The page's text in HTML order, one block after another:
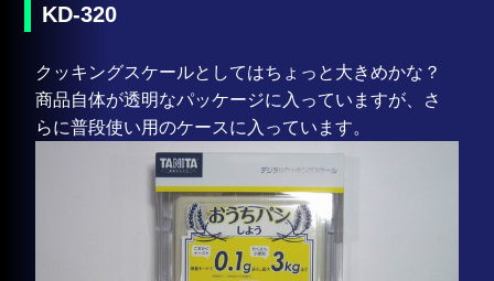
KD-320
クッキングスケールとしてはちょっと大きめかな？
商品自体が透明なパッケージに入っていますが、さ
らに普段使い用のケースに入っています。